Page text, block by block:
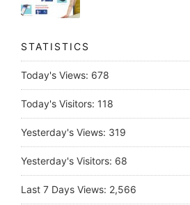
STATISTICS
Today's Views: 678
Today's Visitors: 118
Yesterday's Views: 319
Yesterday's Visitors: 68
Last 7 Days Views: 2,566